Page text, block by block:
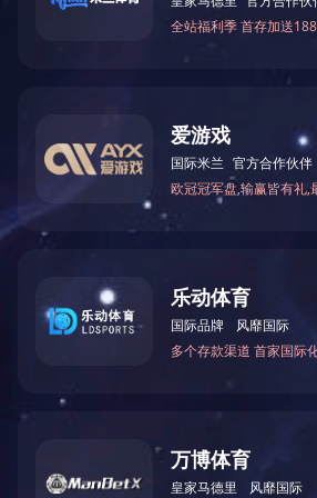
本科及以上学历 1
前台文员
大专及以上
人事专员